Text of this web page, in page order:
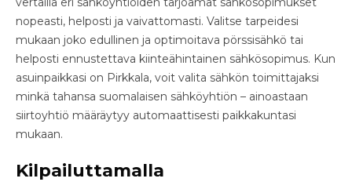
nopeasti, helposti ja vaivattomasti. Valitse tarpeidesi
mukaan joko edullinen ja optimoitava pörssisähkö tai
helposti ennustettava kiinteähintainen sähkösopimus. Kun
asuinpaikkasi on Pirkkala, voit valita sähkön toimittajaksi
minkä tahansa suomalaisen sähköyhtiön – ainoastaan
siirtoyhtiö määräytyy automaattisesti paikkakuntasi
mukaan.
Kilpailuttamalla